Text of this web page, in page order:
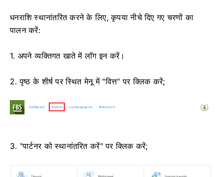
धनराशि स्थानांतरित करने के लिए, कृपया नीचे दिए गए चरणों का
पालन करें:
1. अपने व्यक्तिगत खाते में लॉग इन करें।
2. पृष्ठ के शीर्ष पर स्थित मेनू में "वित्त" पर क्लिक करें;
3. "पार्टनर को स्थानांतरित करें" पर क्लिक करें;